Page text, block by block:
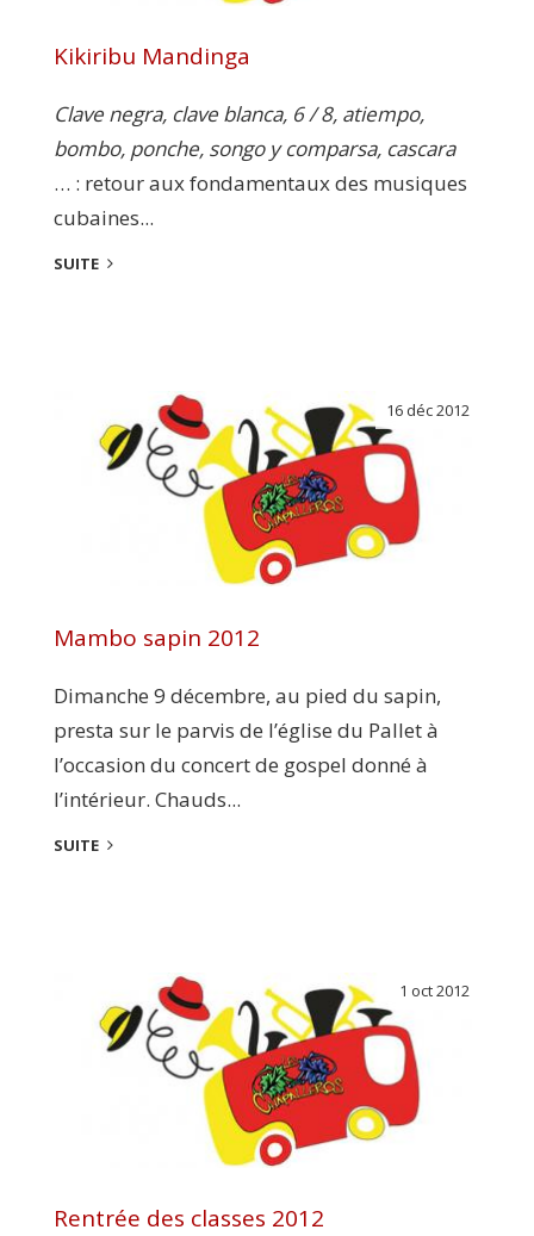
Kikiribu Mandinga
Clave negra, clave blanca, 6 / 8, atiempo,
bombo, ponche, songo y comparsa, cascara
… : retour aux fondamentaux des musiques
cubaines...
SUITE
Mambo sapin 2012
Dimanche 9 décembre, au pied du sapin,
presta sur le parvis de l’église du Pallet à
l’occasion du concert de gospel donné à
l’intérieur. Chauds...
16 déc 2012
SUITE
Rentrée des classes 2012
1 oct 2012